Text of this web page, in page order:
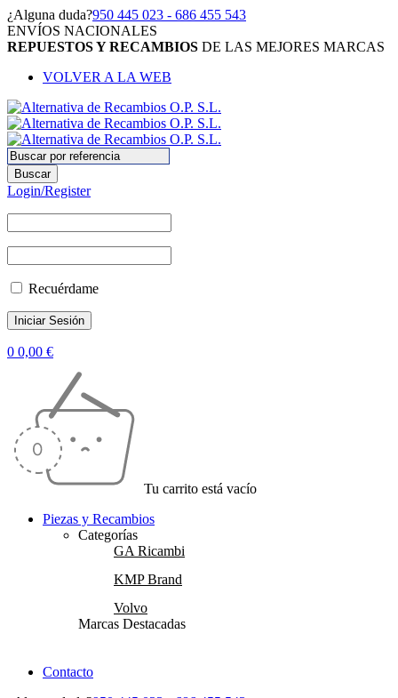
¿Alguna duda?950 445 023 - 686 455 543
ENVÍOS NACIONALES
REPUESTOS Y RECAMBIOS DE LAS MEJORES MARCAS
VOLVER A LA WEB
Login/Register
Recuérdame
0 0,00 €
Tu carrito está vacío
Piezas y Recambios
Categorías
GA Ricambi
KMP Brand
Volvo
Marcas Destacadas
Contacto